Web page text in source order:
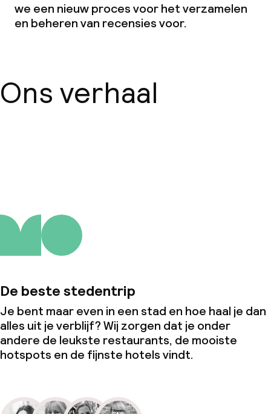
we een nieuw proces voor het verzamelen
en beheren van recensies voor.
Ons verhaal
De beste stedentrip
Je bent maar even in een stad en hoe haal je dan
alles uit je verblijf? Wij zorgen dat je onder
andere de leukste restaurants, de mooiste
hotspots en de fijnste hotels vindt.